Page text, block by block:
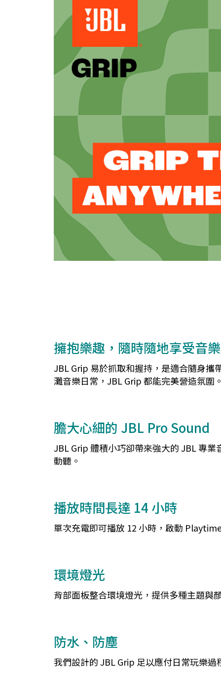
擁抱樂趣，隨時隨地享受音樂
JBL Grip 易於抓取和握持，是適合隨身
灘音樂日常，JBL Grip 都能完美營造氛圍
膽大心細的 JBL Pro Sound
JBL Grip 體積小巧卻帶來強大的 JBL 專
動聽。
播放時間長達 14 小時
單次充電即可播放 12 小時，啟動
環境燈光
背部面板整合環境燈光，提供多種主題與
防水、防塵
我們設計的 JBL Grip 足以應付日常玩樂